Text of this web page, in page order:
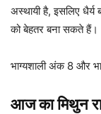
अस्थायी है, इसलिए
को बेहतर बना सकते हैं।
भाग्यशाली अंक 8 और
आज का मिथुन